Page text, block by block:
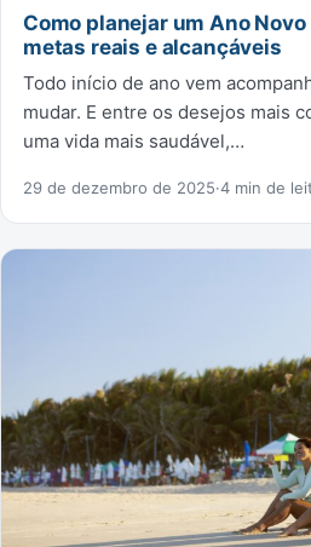
Como planejar um Ano
metas reais e alcançáveis
Todo início de ano vem
mudar. E entre os desejos mais
uma vida mais saudável,…
29 de dezembro de 2025·4 min de